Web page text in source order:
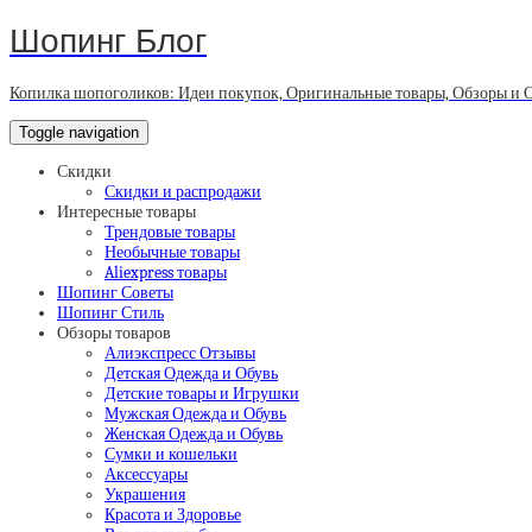
Шопинг Блог
Копилка шопоголиков: Идеи покупок, Оригинальные товары, Обзоры и
Toggle navigation
Скидки
Скидки и распродажи
Интересные товары
Трендовые товары
Необычные товары
Aliexpress товары
Шопинг Советы
Шопинг Стиль
Обзоры товаров
Алиэкспресс Отзывы
Детская Одежда и Обувь
Детские товары и Игрушки
Мужская Одежда и Обувь
Женская Одежда и Обувь
Сумки и кошельки
Аксессуары
Украшения
Красота и Здоровье